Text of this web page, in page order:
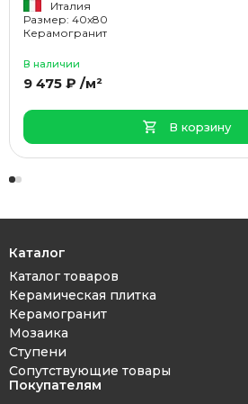
Италия
Размер: 40x80
Керамогранит
В наличии
9 475 ₽ /м²
В корзину
Каталог
Каталог товаров
Керамическая плитка
Керамогранит
Мозаика
Ступени
Сопутствующие товары
Покупателям